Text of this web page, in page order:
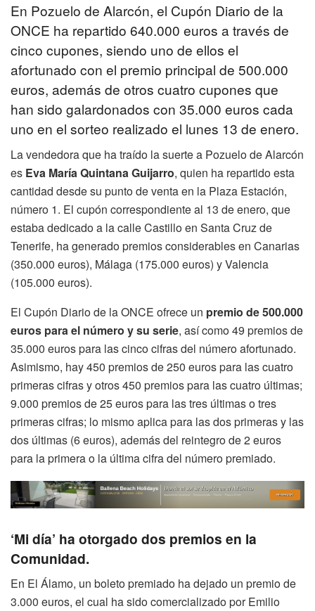
En Pozuelo de Alarcón, el Cupón Diario de la
ONCE ha repartido 640.000 euros a través de
cinco cupones, siendo uno de ellos el
afortunado con el premio principal de 500.000
euros, además de otros cuatro cupones que
han sido galardonados con 35.000 euros cada
uno en el sorteo realizado el lunes 13 de enero.
La vendedora que ha traído la suerte a Pozuelo de Alarcón
es Eva María Quintana Guijarro, quien ha repartido esta
cantidad desde su punto de venta en la Plaza Estación,
número 1. El cupón correspondiente al 13 de enero, que
estaba dedicado a la calle Castillo en Santa Cruz de
Tenerife, ha generado premios considerables en Canarias
(350.000 euros), Málaga (175.000 euros) y Valencia
(105.000 euros).
El Cupón Diario de la ONCE ofrece un premio de 500.000
euros para el número y su serie, así como 49 premios de
35.000 euros para las cinco cifras del número afortunado.
Asimismo, hay 450 premios de 250 euros para las cuatro
primeras cifras y otros 450 premios para las cuatro últimas;
9.000 premios de 25 euros para las tres últimas o tres
primeras cifras; lo mismo aplica para las dos primeras y las
dos últimas (6 euros), además del reintegro de 2 euros
para la primera o la última cifra del número premiado.
‘Mi día’ ha otorgado dos premios en la
Comunidad.
En El Álamo, un boleto premiado ha dejado un premio de
3.000 euros, el cual ha sido comercializado por Emilio